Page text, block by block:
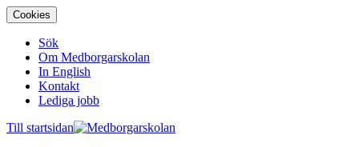
Cookies
Sök
Om Medborgarskolan
In English
Kontakt
Lediga jobb
Till startsidan